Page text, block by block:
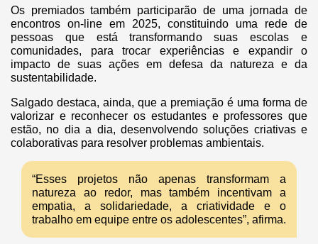
Os premiados também participarão de uma jornada de
encontros on-line em 2025, constituindo uma rede de
pessoas que está transformando suas escolas e
comunidades, para trocar experiências e expandir o
impacto de suas ações em defesa da natureza e da
sustentabilidade.
Salgado destaca, ainda, que a premiação é uma forma de
valorizar e reconhecer os estudantes e professores que
estão, no dia a dia, desenvolvendo soluções criativas e
colaborativas para resolver problemas ambientais.
“Esses projetos não apenas transformam a
natureza ao redor, mas também incentivam a
empatia, a solidariedade, a criatividade e o
trabalho em equipe entre os adolescentes”, afirma.